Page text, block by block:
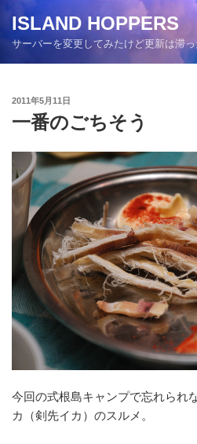
ン
ISLAND HOPPERS
サーバーを変更してみたけど更新は滞っ
投
2011年5月11日
一番のごちそう
今回の式根島キャンプで忘れられ
カ（剣先イカ）のスルメ。